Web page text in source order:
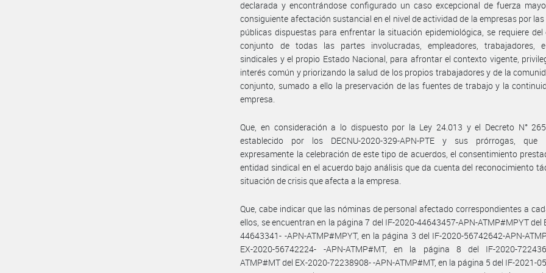
declarada y encontrándose configurado un caso excepcional de fuerza
consiguiente afectación sustancial en el nivel de actividad de la empresas por
públicas dispuestas para enfrentar la situación epidemiológica, se requiere del
conjunto de todas las partes involucradas, empleadores, trabajadores,
sindicales y el propio Estado Nacional, para afrontar el contexto vigente,
interés común y priorizando la salud de los propios trabajadores y de la
conjunto, sumado a ello la preservación de las fuentes de trabajo y la
empresa.
Que, en consideración a lo dispuesto por la Ley 24.013 y el Decreto N°
establecido por los DECNU-2020-329-APN-PTE y sus prórrogas, que
expresamente la celebración de este tipo de acuerdos, el consentimiento
entidad sindical en el acuerdo bajo análisis que da cuenta del reconocimiento
situación de crisis que afecta a la empresa.
Que, cabe indicar que las nóminas de personal afectado correspondientes a
ellos, se encuentran en la página 7 del IF-2020-44643457-APN-ATMP#MPYT del
44643341- -APN-ATMP#MPYT, en la página 3 del IF-2020-56742642-APN-
EX-2020-56742224- -APN-ATMP#MT, en la página 8 del IF-2020-
ATMP#MT del EX-2020-72238908- -APN-ATMP#MT, en la página 5 del IF-2021-